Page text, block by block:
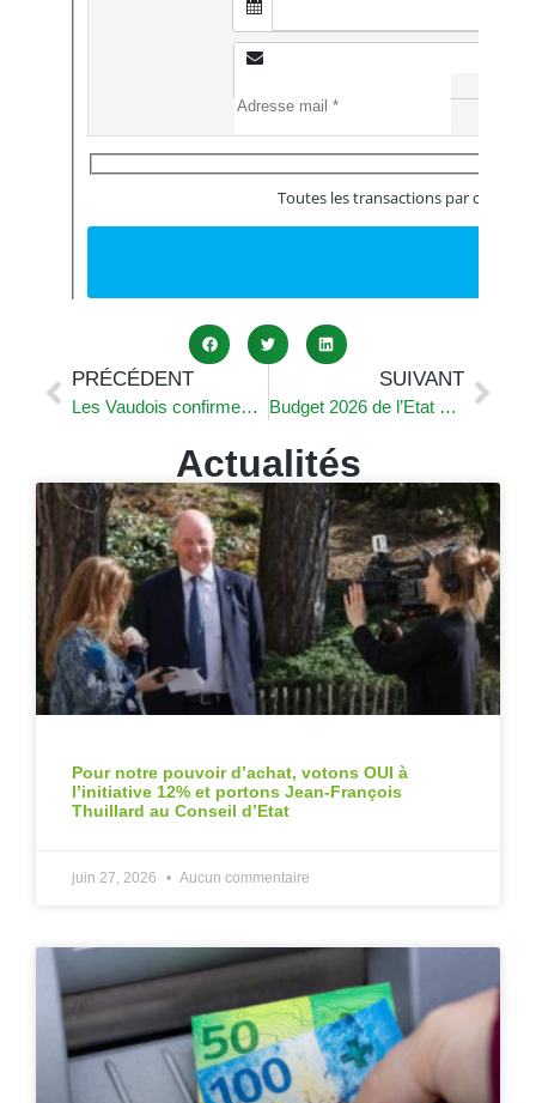
PRÉCÉDENT
Les Vaudois confirment que le droit de vote est exclusivement lié à la nationalité suisse
SUIVANT
Budget 2026 de l’Etat de Vaud : grâce à l’UDC, les Communes vaudoises sont épargnées
Actualités
Pour notre pouvoir d’achat, votons OUI à
l’initiative 12% et portons Jean-François
Thuillard au Conseil d’Etat
juin 27, 2026 Aucun commentaire